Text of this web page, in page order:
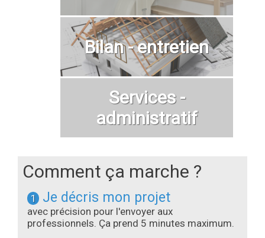
Bilan - entretien
Services -
administratif
Comment ça marche ?
1 Je décris mon projet
avec précision pour l'envoyer aux
professionnels. Ça prend 5 minutes maximum.